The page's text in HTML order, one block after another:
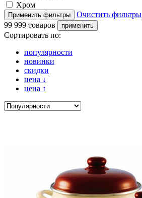
Хром
Очистить фильтры
99 999 товаров
Сортировать по:
популярности
новинки
скидки
цена ↓
цена ↑